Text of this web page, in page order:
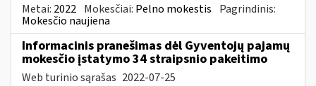
Metai: 2022 Mokesčiai: Pelno mokestis Pagrindinis:
Mokesčio naujiena
Informacinis pranešimas dėl Gyventojų pajamų
mokesčio įstatymo 34 straipsnio pakeitimo
Web turinio sąrašas 2022-07-25